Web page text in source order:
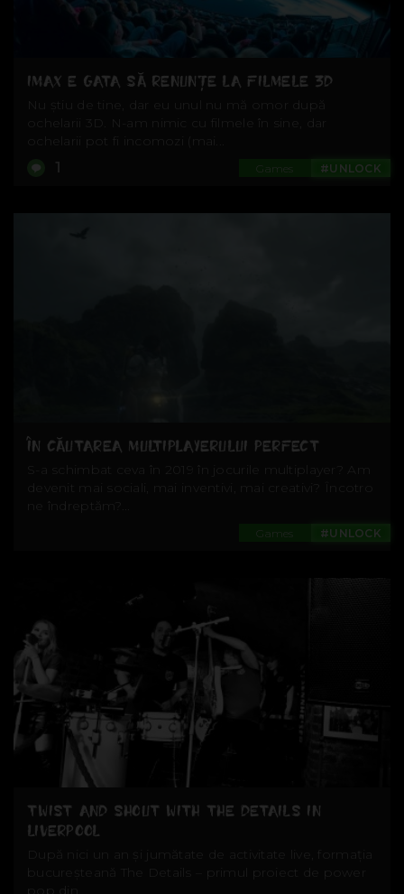
IMAX E GATA SĂ RENUNȚE LA FILMELE 3D
Nu știu de tine, dar eu unul nu mă omor după
ochelarii 3D. N-am nimic cu filmele în sine, dar
ochelarii pot fi incomozi (mai...
#UNLOCK
Games
1
ÎN CĂUTAREA MULTIPLAYERULUI PERFECT
S-a schimbat ceva în 2019 în jocurile multiplayer? Am
devenit mai sociali, mai inventivi, mai creativi? Încotro
ne îndreptăm?...
#UNLOCK
Games
TWIST AND SHOUT WITH THE DETAILS IN
LIVERPOOL
După nici un an și jumătate de activitate live, formația
bucureșteană The Details – primul proiect de power
pop din...